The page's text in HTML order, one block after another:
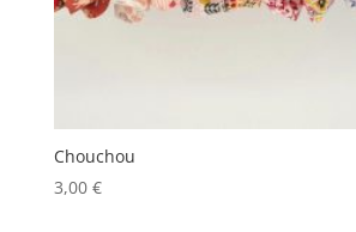
Chouchou
3,00 €